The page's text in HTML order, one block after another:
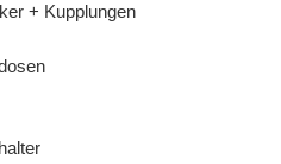
+ Kupplungen